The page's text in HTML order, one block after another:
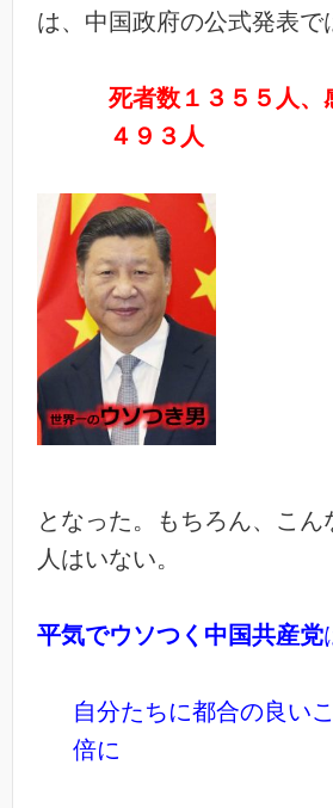
は、中国政府の公式発表で
死者数１３５５人、
４９３人
となった。もちろん、こん
人はいない。
平気でウソつく中国共産党
自分たちに都合の良い
倍に